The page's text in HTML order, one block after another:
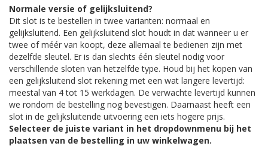
Normale versie of gelijksluitend?
Dit slot is te bestellen in twee varianten: normaal en
gelijksluitend. Een gelijksluitend slot houdt in dat wanneer u er
twee of méér van koopt, deze allemaal te bedienen zijn met
dezelfde sleutel. Er is dan slechts één sleutel nodig voor
verschillende sloten van hetzelfde type. Houd bij het kopen van
een gelijksluitend slot rekening met een wat langere levertijd:
meestal van 4 tot 15 werkdagen. De verwachte levertijd kunnen
we rondom de bestelling nog bevestigen. Daarnaast heeft een
slot in de gelijksluitende uitvoering een iets hogere prijs.
Selecteer de juiste variant in het dropdownmenu bij het
plaatsen van de bestelling in uw winkelwagen.